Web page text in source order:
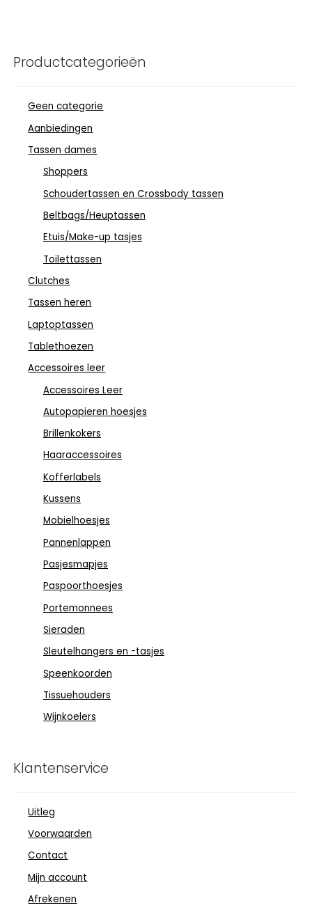
Productcategorieën
Geen categorie
Aanbiedingen
Tassen dames
Shoppers
Schoudertassen en Crossbody tassen
Beltbags/Heuptassen
Etuis/Make-up tasjes
Toilettassen
Clutches
Tassen heren
Laptoptassen
Tablethoezen
Accessoires leer
Accessoires Leer
Autopapieren hoesjes
Brillenkokers
Haaraccessoires
Kofferlabels
Kussens
Mobielhoesjes
Pannenlappen
Pasjesmapjes
Paspoorthoesjes
Portemonnees
Sieraden
Sleutelhangers en -tasjes
Speenkoorden
Tissuehouders
Wijnkoelers
Klantenservice
Uitleg
Voorwaarden
Contact
Mijn account
Afrekenen